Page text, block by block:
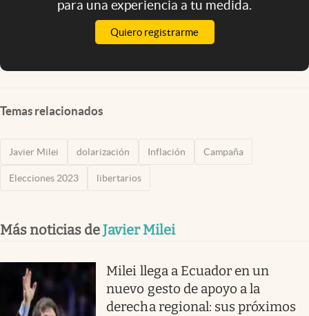
para una experiencia a tu medida.
Quiero registrarme
Temas relacionados
Javier Milei dolarización Inflación Campaña
Elecciones 2023 libertarios
Más noticias deJavier Milei
Milei llega a Ecuador en un
nuevo gesto de apoyo a la
derecha regional: sus próximos